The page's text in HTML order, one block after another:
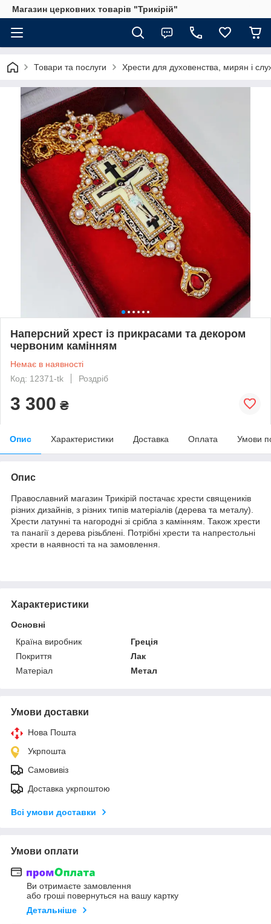
Магазин церковних товарів "Трикірій"
Товари та послуги Хрести для духовенства, мирян і
Наперсний хрест із прикрасами та декором
червоним камінням
Немає в наявності
Код: 12371-tk
Роздріб
3 300 ₴
Опис Характеристики Доставка Оплата Умови
Опис
Православний магазин Трикірій постачає хрести священиків
різних дизайнів, з різних типів матеріалів (дерева та металу).
Хрести латунні та нагородні зі срібла з камінням. Також хрести
та панагії з дерева різьблені. Потрібні хрести та напрестольні
хрести в наявності та на замовлення.
Характеристики
Основні
Країна виробник
Греція
Покриття
Лак
Матеріал
Метал
Умови доставки
Нова Пошта
Укрпошта
Самовивіз
Доставка укрпоштою
Всі умови доставки
Умови оплати
Ви отримаєте замовлення
або гроші повернуться на вашу картку
Детальніше